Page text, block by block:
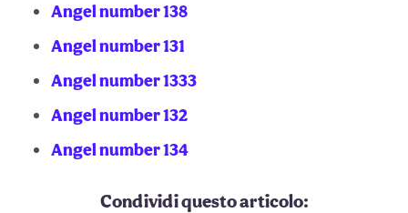
Angel number 138
Angel number 131
Angel number 1333
Angel number 132
Angel number 134
Condividi questo articolo: